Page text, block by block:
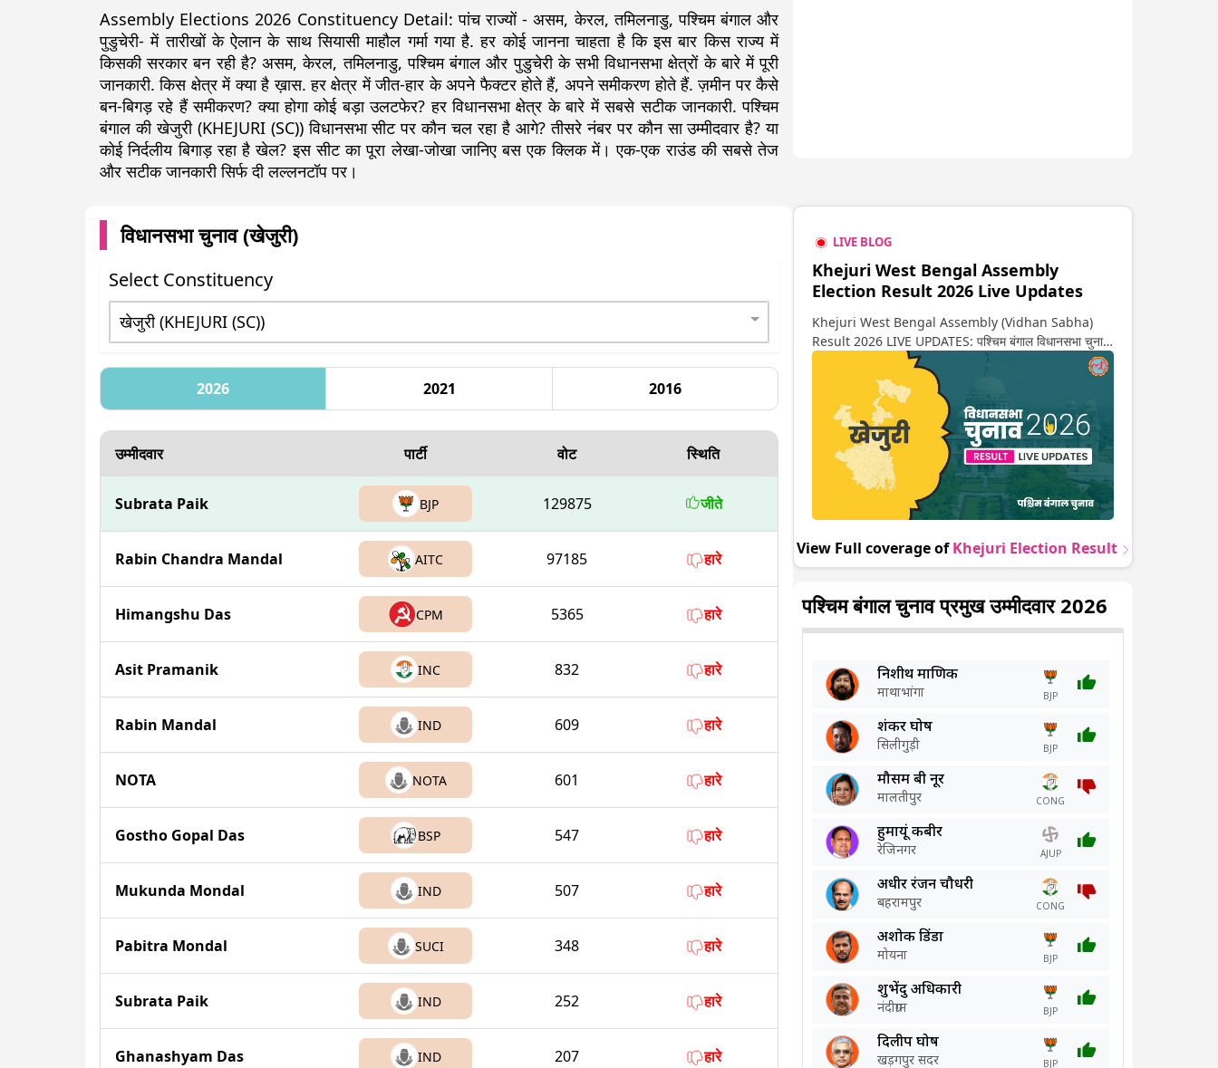
Assembly Elections 2026 Constituency Detail: पांच राज्यों - असम, केरल, तमिलनाडु, पश्चिम बंगाल और
पुडुचेरी- में तारीखों के ऐलान के साथ सियासी माहौल गर्मा गया है. हर कोई जानना चाहता है कि इस बार किस राज्य में
किसकी सरकार बन रही है? असम, केरल, तमिलनाडु, पश्चिम बंगाल और पुडुचेरी के सभी विधानसभा क्षेत्रों के बारे में पूरी
जानकारी. किस क्षेत्र में क्या है ख़ास. हर क्षेत्र में जीत-हार के अपने फैक्टर होते हैं, अपने समीकरण होते हैं. ज़मीन पर कैसे
बन-बिगड़ रहे हैं समीकरण? क्या होगा कोई बड़ा उलटफेर? हर विधानसभा क्षेत्र के बारे में सबसे सटीक जानकारी. पश्चिम
बंगाल की खेजुरी (KHEJURI (SC)) विधानसभा सीट पर कौन चल रहा है आगे? तीसरे नंबर पर कौन सा उम्मीदवार है? या
कोई निर्दलीय बिगाड़ रहा है खेल? इस सीट का पूरा लेखा-जोखा जानिए बस एक क्लिक में। एक-एक राउंड की सबसे तेज
और सटीक जानकारी सिर्फ दी लल्लनटॉप पर।
विधानसभा चुनाव (खेजुरी)
Select Constituency
2026 2021 2016
उम्मीदवार पार्टी वोट स्थिति
Subrata Paik BJP 129875 जीते
Rabin Chandra Mandal AITC 97185 हारे
Himangshu Das CPM 5365 हारे
Asit Pramanik INC 832 हारे
Rabin Mandal IND 609 हारे
NOTA NOTA 601 हारे
Gostho Gopal Das BSP 547 हारे
Mukunda Mondal IND 507 हारे
Pabitra Mondal SUCI 348 हारे
Subrata Paik IND 252 हारे
Ghanashyam Das IND 207 हारे
LIVE BLOG
Khejuri West Bengal Assembly
Election Result 2026 Live Updates
Khejuri West Bengal Assembly (Vidhan Sabha)
Result 2026 LIVE UPDATES: पश्चिम बंगाल विधानसभा चुनाव
2026 की गिनती अगले कुछ ही देर में शुरू होने वाली है. यहां देखें
खेजुरी सीट पर कौन आगे-कौन पीछे से लेकर किस तरफ जा रहें है
रुझान. साथ ही पाइए इस सीट पर हो रही हर एक हलचल की अपडेट
वो भी रियल टाइम में
View Full coverage ofKhejuri Election Result
पश्चिम बंगाल चुनाव प्रमुख उम्मीदवार 2026